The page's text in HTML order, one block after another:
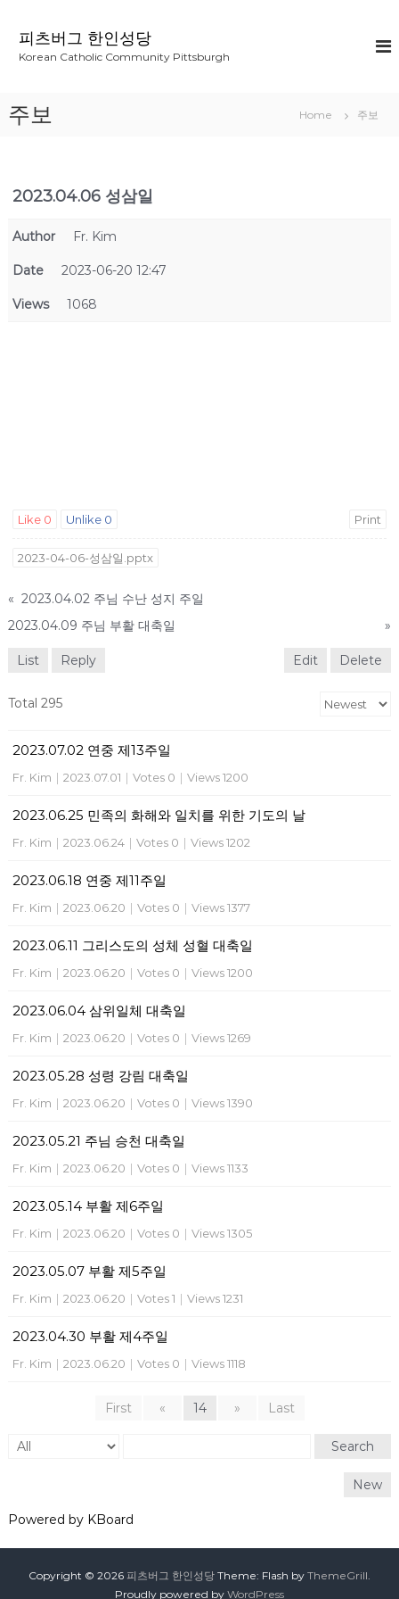
피츠버그 한인성당
Korean Catholic Community Pittsburgh
주보 Home 주보
2023.04.06 성삼일
Author Fr. Kim
Date 2023-06-20 12:47
Views 1068
Like 0 Unlike 0 Print
2023-04-06-성삼일.pptx
« 2023.04.02 주님 수난 성지 주일
2023.04.09 주님 부활 대축일
»
List Reply Edit Delete
Total 295
2023.07.02 연중 제13주일
Fr. Kim | 2023.07.01 | Votes 0 | Views 1200
2023.06.25 민족의 화해와 일치를 위한 기도의 날
Fr. Kim | 2023.06.24 | Votes 0 | Views 1202
2023.06.18 연중 제11주일
Fr. Kim | 2023.06.20 | Votes 0 | Views 1377
2023.06.11 그리스도의 성체 성혈 대축일
Fr. Kim | 2023.06.20 | Votes 0 | Views 1200
2023.06.04 삼위일체 대축일
Fr. Kim | 2023.06.20 | Votes 0 | Views 1269
2023.05.28 성령 강림 대축일
Fr. Kim | 2023.06.20 | Votes 0 | Views 1390
2023.05.21 주님 승천 대축일
Fr. Kim | 2023.06.20 | Votes 0 | Views 1133
2023.05.14 부활 제6주일
Fr. Kim | 2023.06.20 | Votes 0 | Views 1305
2023.05.07 부활 제5주일
Fr. Kim | 2023.06.20 | Votes 1 | Views 1231
2023.04.30 부활 제4주일
Fr. Kim | 2023.06.20 | Votes 0 | Views 1118
First « 14 » Last
Search
New
Powered by KBoard
Copyright © 2026 피츠버그 한인성당 Theme: Flash by ThemeGrill.
Proudly powered by WordPress